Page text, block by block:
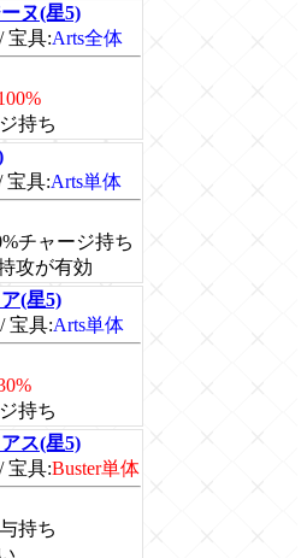
ヌ(星5)
/宝具:Arts全体
持ち
宝具:Arts単体
チャージ持ち
攻が有効
(星5)
/宝具:Arts単体
持ち
ス(星5)
/宝具:Buster単体
持ち